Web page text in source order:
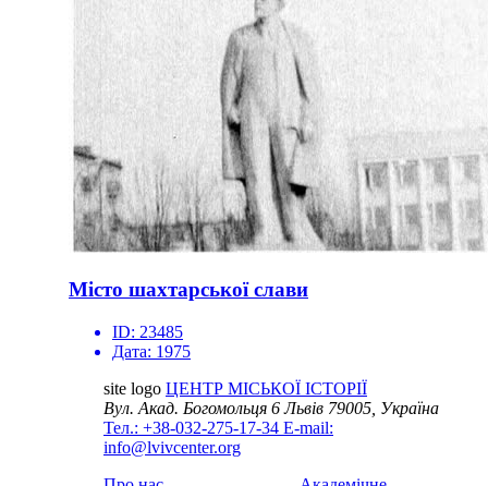
Місто шахтарської слави
ID: 23485
Дата: 1975
site logo ЦЕНТР МІСЬКОЇ ІСТОРІЇ
Вул. Акад. Богомольця 6Львів 79005, Україна
Тел.: +38-032-275-17-34 E-mail:
info@lvivcenter.org